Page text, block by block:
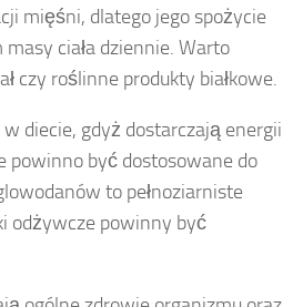
mięśni, dlatego jego spożycie
ciała dziennie. Warto
czy roślinne produkty białkowe.
diecie, gdyż dostarczają energii
powinno być dostosowane do
to pełnoziarniste
odżywcze powinny być